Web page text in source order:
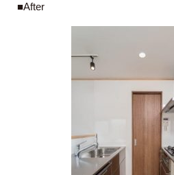
■After